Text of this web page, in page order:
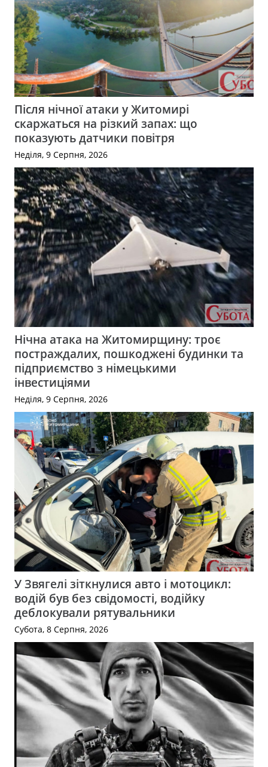
Після нічної атаки у Житомирі
скаржаться на різкий запах: що
показують датчики повітря
Неділя, 9 Серпня, 2026
Нічна атака на Житомирщину: троє
постраждалих, пошкоджені будинки та
підприємство з німецькими
інвестиціями
Неділя, 9 Серпня, 2026
У Звягелі зіткнулися авто і мотоцикл:
водій був без свідомості, водійку
деблокували рятувальники
Субота, 8 Серпня, 2026